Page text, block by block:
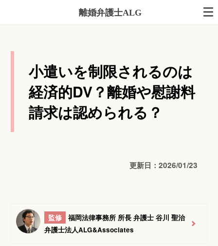
離婚弁護士ALG
小遣いを制限されるのは
経済的DV？離婚や慰謝料
請求は認められる？
更新日：2026/01/23
監修
福岡法律事務所 所長 弁護士 谷川 聖治
弁護士法人ALG&Associates